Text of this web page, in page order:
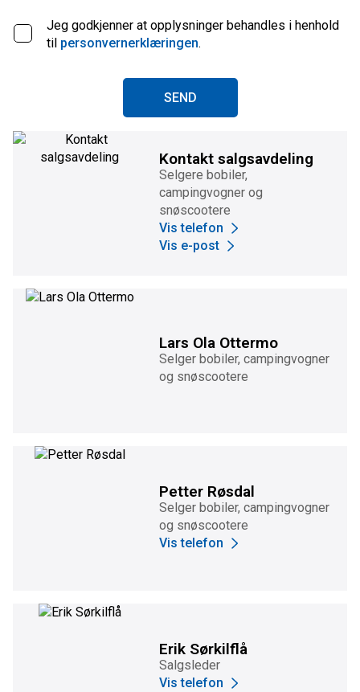
Jeg godkjenner at opplysninger behandles i henhold
til personvernerklæringen.
SEND
Kontakt salgsavdeling
Selgere bobiler,
campingvogner og
snøscootere
Vis telefon
Vis e-post
Lars Ola Ottermo
Selger bobiler, campingvogner
og snøscootere
Petter Røsdal
Selger bobiler, campingvogner
og snøscootere
Vis telefon
Erik Sørkilflå
Salgsleder
Vis telefon